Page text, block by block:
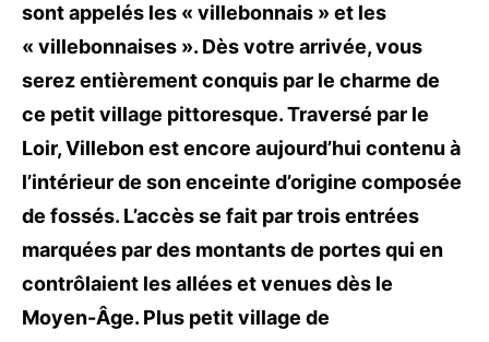
sont appelés les « villebonnais » et les
« villebonnaises ». Dès votre arrivée, vous
serez entièrement conquis par le charme de
ce petit village pittoresque. Traversé par le
Loir, Villebon est encore aujourd’hui contenu à
l’intérieur de son enceinte d’origine composée
de fossés. L’accès se fait par trois entrées
marquées par des montants de portes qui en
contrôlaient les allées et venues dès le
Moyen-Âge. Plus petit village de